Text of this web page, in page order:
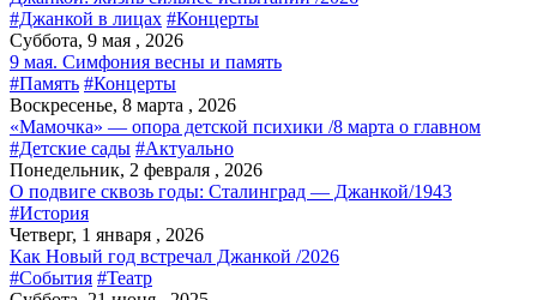
#Джанкой в лицах #Концерты
Суббота, 9 мая , 2026
9 мая. Симфония весны и память
#Память #Концерты
Воскресенье, 8 марта , 2026
«Мамочка» — опора детской психики /8 марта о главном
#Детские сады #Актуально
Понедельник, 2 февраля , 2026
О подвиге сквозь годы: Сталинград — Джанкой/1943
#История
Четверг, 1 января , 2026
Как Новый год встречал Джанкой /2026
#События #Театр